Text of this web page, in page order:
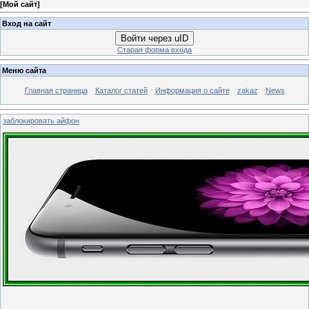
[Мой сайт]
Вход на сайт
Войти через uID
Старая форма входа
Меню сайта
Главная страница Каталог статей Информация о сайте zakaz News
заблокировать айфон